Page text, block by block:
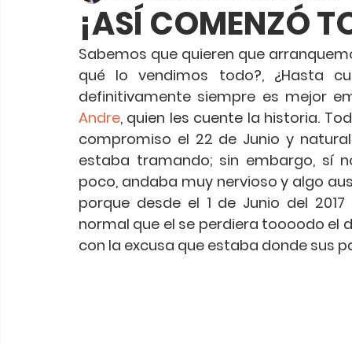
¡ASÍ COMENZÓ
Sabemos que quieren que
qué lo vendimos todo?, ¿Hasta
Andre, quien les cuente la historia.
compromiso el 22 de Junio y
estaba tramando; sin embargo, sí
poco, andaba muy nervioso y algo
porque desde el 1 de Junio del
normal que el se perdiera toooodo el
con la excusa que estaba donde sus